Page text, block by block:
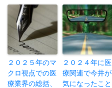
２０２５年のマ
クロ視点での医
療業界の総括、
２０２４年に医
療関連で今井が
気になったこと